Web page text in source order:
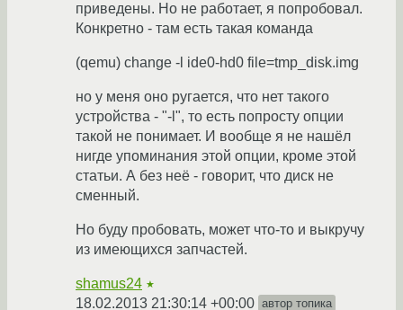
приведены. Но не работает, я попробовал.
Конкретно - там есть такая команда
(qemu) change -l ide0-hd0 file=tmp_disk.img
но у меня оно ругается, что нет такого
устройства - "-l", то есть попросту опции
такой не понимает. И вообще я не нашёл
нигде упоминания этой опции, кроме этой
статьи. А без неё - говорит, что диск не
сменный.
Но буду пробовать, может что-то и выкручу
из имеющихся запчастей.
shamus24 ★
18.02.2013 21:30:14 +00:00 автор топика